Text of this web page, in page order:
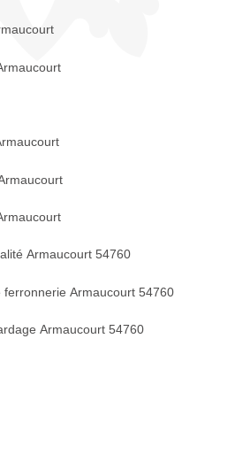
Armaucourt 54760
Armaucourt 54760
Armaucourt 54760